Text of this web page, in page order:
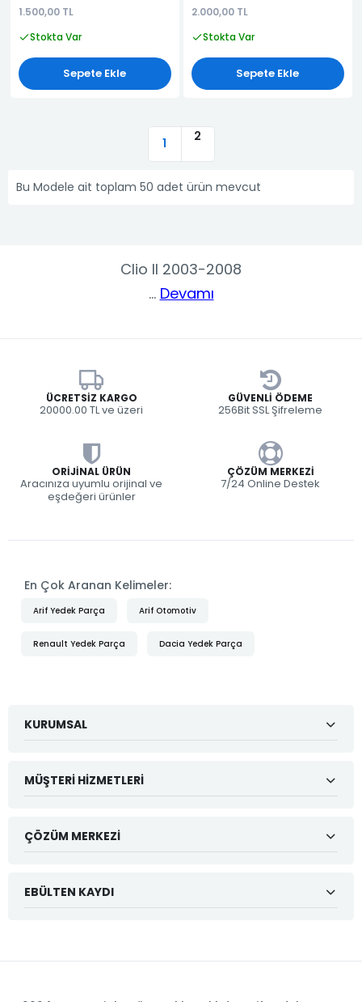
1.500,00 TL
Stokta Var
Sepete Ekle
2.000,00 TL
Stokta Var
Sepete Ekle
1 2
Bu Modele ait toplam 50 adet ürün mevcut
Clio II 2003-2008
... Devamı
ÜCRETSIZ KARGO
20000.00 TL ve üzeri
GÜVENLI ÖDEME
256Bit SSL Şifreleme
ORIJINAL ÜRÜN
Aracınıza uyumlu orijinal ve
eşdeğeri ürünler
ÇÖZÜM MERKEZI
7/24 Online Destek
En Çok Aranan Kelimeler:
Arif Yedek Parça Arif Otomotiv
Renault Yedek Parça Dacia Yedek Parça
KURUMSAL
MÜŞTERI HIZMETLERI
ÇÖZÜM MERKEZI
EBÜLTEN KAYDI